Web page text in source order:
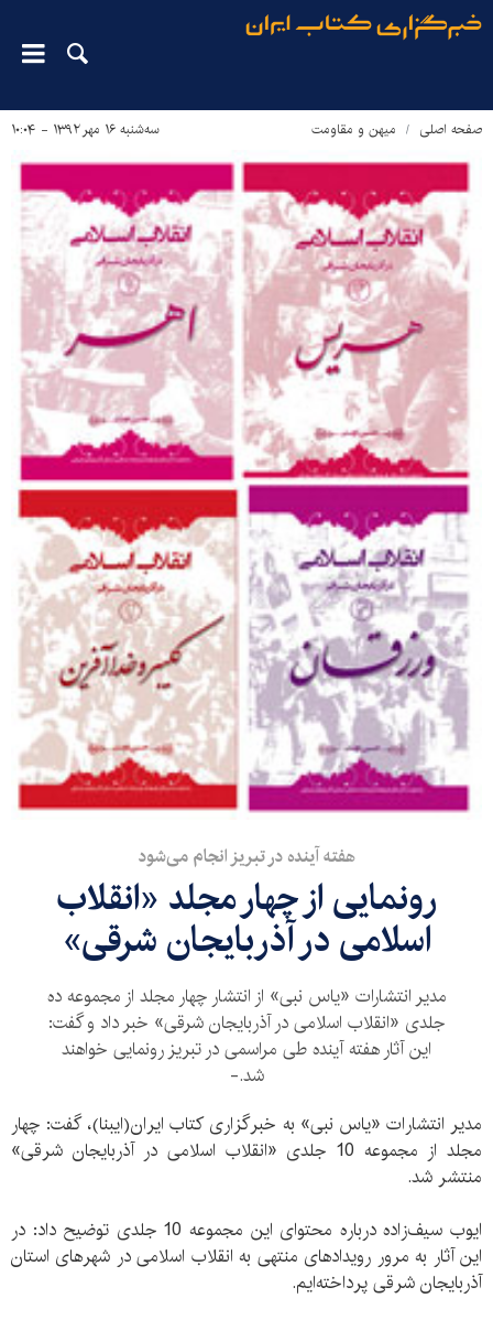
صفحه اصلی میهن و مقاومت سه‌شنبه ۱۶ مهر ۱۳۹۲ - ۱۰:۰۴
هفته آینده در تبریز انجام می‌شود
رونمایی از چهار مجلد «انقلاب
اسلامی در آذربایجان شرقی»
مدیر انتشارات «یاس نبی» از انتشار چهار مجلد از مجموعه ده
جلدی «انقلاب اسلامی در آذربایجان شرقی» خبر داد و گفت:
این آثار هفته آینده طی مراسمی در تبریز رونمایی خواهند
شد.-
مدیر انتشارات «یاس نبی» به خبرگزاری کتاب ایران(ایبنا)، گفت: چهار
مجلد از مجموعه 10 جلدی «انقلاب اسلامی در آذربایجان شرقی»
منتشر شد.
ایوب سیف‌زاده درباره محتوای این مجموعه 10 جلدی توضیح داد: در
این آثار به مرور رویداد‌های منتهی به انقلاب اسلامی در شهر‌های استان
آذربایجان شرقی پرداخته‌ایم.